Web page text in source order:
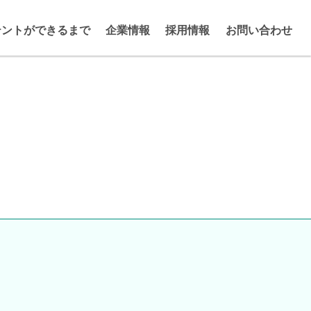
トができるまで 企業情報 採用情報 お問い合わせ